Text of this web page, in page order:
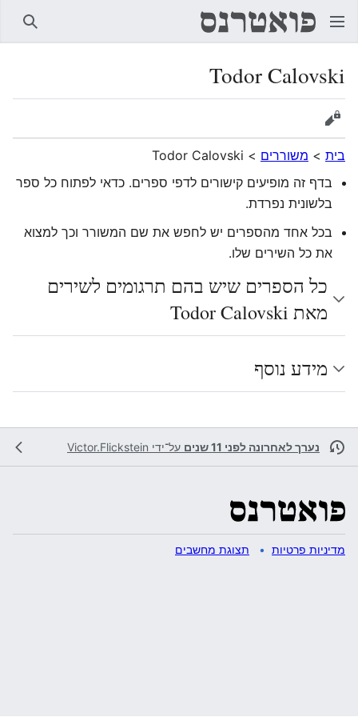
Todor Calovski
הצגת מקור
בית > משוררים >
Todor Calovski
בדף זה מופיעים קישורים לדפי ספרים. כדאי לפתוח כל ספר
בלשונית נפרדת.
בכל אחד מהספרים יש לחפש את שם המשורר וכך למצוא
את כל השירים שלו.
כל הספרים שיש בהם תרגומים לשירים
מאת Todor Calovski
מידע נוסף
נערך לאחרונה לפני 11 שנים על־ידי Victor.Flickstein
מדיניות פרטיות תצוגת מחשבים